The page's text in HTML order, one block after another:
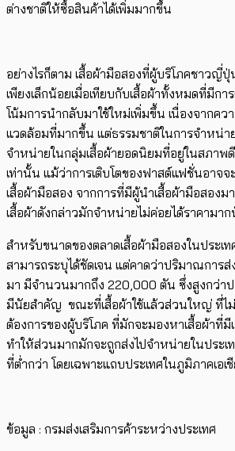
ต่างชาติให้ซื้อสินค้าได้เพิ่มมากขึ้น
อย่างไรก็ตาม เสื้อผ้ามือสองที่ผู้บริโภคชาวญี่
เพียงเล็กน้อยเมื่อเทียบกับเสื้อผ้าทั้งหมดที่มีก
โน้มการนำกลับมาใช้ใหม่เพิ่มขึ้น เนื่องจากค
แวดล้อมที่มากขึ้น แต่ธรรมชาติในการจำหน่า
จำหน่ายในกลุ่มเสื้อผ้ายอดนิยมที่​อยู่ในสภาพดี
เท่านั้น แม้ว่าการเติบโตของฟาสต์แฟชั่นอาจ
เสื้อผ้ามือสอง จากการที่มีผู้นำ​เสื้อผ้ามือสอง
เสื้อผ้าดังกล่าวมักจำหน่ายไม่ค่อยได้ราคามา
สำหรับขนาดของตลาดเสื้อผ้ามือสอง​ในประ
สามารถระบุได้ชัดเจน แต่คาดว่าปริมาณการ
มา มีจำนวนมากถึง 220,000 ตัน ซึ่งสูงกว่า
มีนัยสำคัญ ​ ขณะที่เสื้อผ้าใช้แล้วส่วนใหญ่ ที่ไ
ต้องการของผู้บริโภค ที่มักจะมองหาเสื้อผ้าที่
ทำให้ส่วนมากมักจะถูกส่งไปจำหน่ายในประ
ที่ต่ำกว่า โดยเฉพาะแถบประเทศในภูมิภาคเอเ
ข้อมูล : กรมส่งเสริมการค้าระหว่างประเทศ